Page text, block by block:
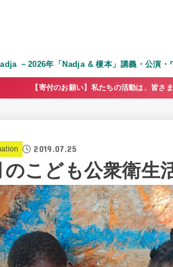
－2026年「Nadja & 榎本」講義・公演・
【寄付のお願い】私たちの活動は、皆
2019.07.25
のこども公衆衛生